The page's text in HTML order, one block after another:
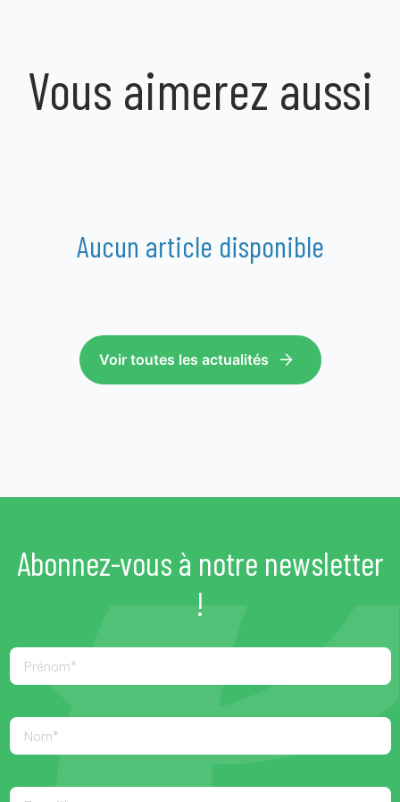
Vous aimerez aussi
Aucun article disponible
Voir toutes les actualités
Abonnez-vous à notre newsletter
!